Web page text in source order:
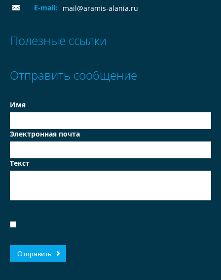
E-mail:
mail@aramis-alania.ru
Полезные ссылки
Отправить сообщение
Имя
Электронная почта
Текст